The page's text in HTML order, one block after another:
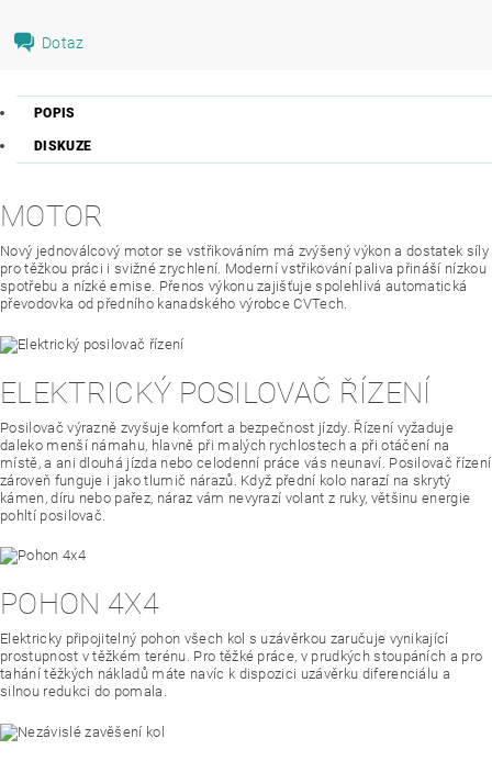
Dotaz
POPIS
DISKUZE
MOTOR
Nový jednoválcový motor se vstřikováním má zvýšený výkon a dostatek síly
pro těžkou práci i svižné zrychlení. Moderní vstřikování paliva přináší nízkou
spotřebu a nízké emise. Přenos výkonu zajišťuje spolehlivá automatická
převodovka od předního kanadského výrobce CVTech.
ELEKTRICKÝ POSILOVAČ ŘÍZENÍ
Posilovač výrazně zvyšuje komfort a bezpečnost jízdy. Řízení vyžaduje
daleko menší námahu, hlavně při malých rychlostech a při otáčení na
místě, a ani dlouhá jízda nebo celodenní práce vás neunaví. Posilovač řízení
zároveň funguje i jako tlumič nárazů. Když přední kolo narazí na skrytý
kámen, díru nebo pařez, náraz vám nevyrazí volant z ruky, většinu energie
pohltí posilovač.
POHON 4X4
Elektricky připojitelný pohon všech kol s uzávěrkou zaručuje vynikající
prostupnost v těžkém terénu. Pro těžké práce, v prudkých stoupáních a pro
tahání těžkých nákladů máte navíc k dispozici uzávěrku diferenciálu a
silnou redukci do pomala.